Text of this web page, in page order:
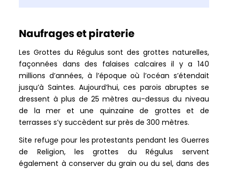
Naufrages et piraterie
Les Grottes du Régulus sont des grottes naturelles,
façonnées dans des falaises calcaires il y a 140
millions d’années, à l’époque où l’océan s’étendait
jusqu’à Saintes. Aujourd’hui, ces parois abruptes se
dressent à plus de 25 mètres au-dessus du niveau
de la mer et une quinzaine de grottes et de
terrasses s’y succèdent sur près de 300 mètres.
Site refuge pour les protestants pendant les Guerres
de Religion, les grottes du Régulus servent
également à conserver du grain ou du sel, dans des